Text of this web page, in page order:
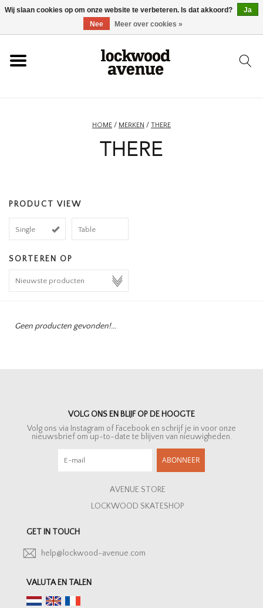
HOME
ACCESSOIRES
HOMEWARE
HOME / MERKEN / THERE
THERE
PRODUCT VIEW
Single Table
SORTEREN OP
Geen producten gevonden!...
VOLG ONS EN BLIJF OP DE HOOGTE
Volg ons via Instagram of Facebook en schrijf je in voor onze
nieuwsbrief om up-to-date te blijven van nieuwigheden.
ABONNEER
AVENUE STORE
LOCKWOOD SKATESHOP
GET IN TOUCH
help@lockwood-avenue.com
VALUTA EN TALEN
Wij slaan cookies op om onze website te verbeteren. Is dat akkoord?
Ja
Nee
Meer over cookies »